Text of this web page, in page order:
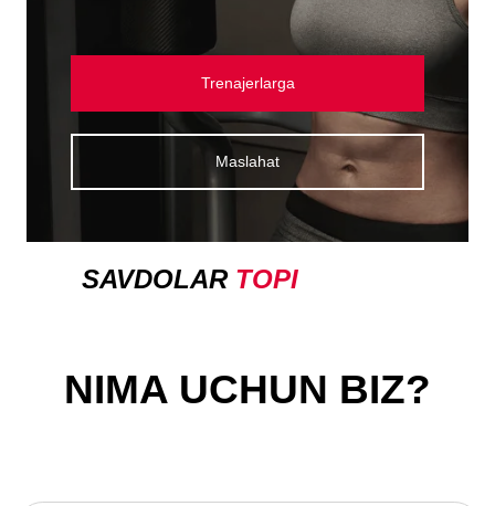
Trenajerlarga
Maslahat
SAVDOLAR TOPI
NIMA UCHUN BIZ?
Impulse - jahon
darajasidagi megazavod